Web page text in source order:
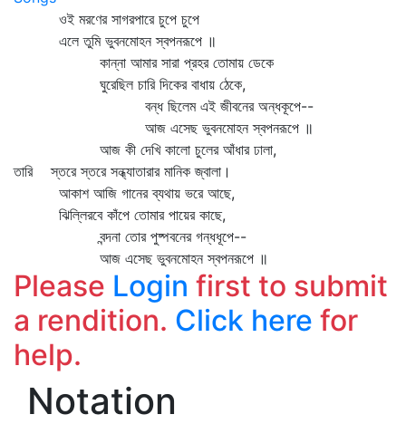
ওই মরণের সাগরপারে চুপে চুপে
এলে তুমি ভুবনমোহন স্বপনরূপে ॥
কান্না আমার সারা প্রহর তোমায় ডেকে
ঘুরেছিল চারি দিকের বাধায় ঠেকে,
বন্ধ ছিলেম এই জীবনের অন্ধকূপে--
আজ এসেছ ভুবনমোহন স্বপনরূপে ॥
আজ কী দেখি কালো চুলের আঁধার ঢালা,
তারি স্তরে স্তরে সন্ধ্যাতারার মানিক জ্বালা।
আকাশ আজি গানের ব্যথায় ভরে আছে,
ঝিল্লিরবে কাঁপে তোমার পায়ের কাছে,
বন্দনা তোর পুষ্পবনের গন্ধধূপে--
আজ এসেছ ভুবনমোহন স্বপনরূপে ॥
Please Login first to submit
a rendition. Click here for
help.
Notation